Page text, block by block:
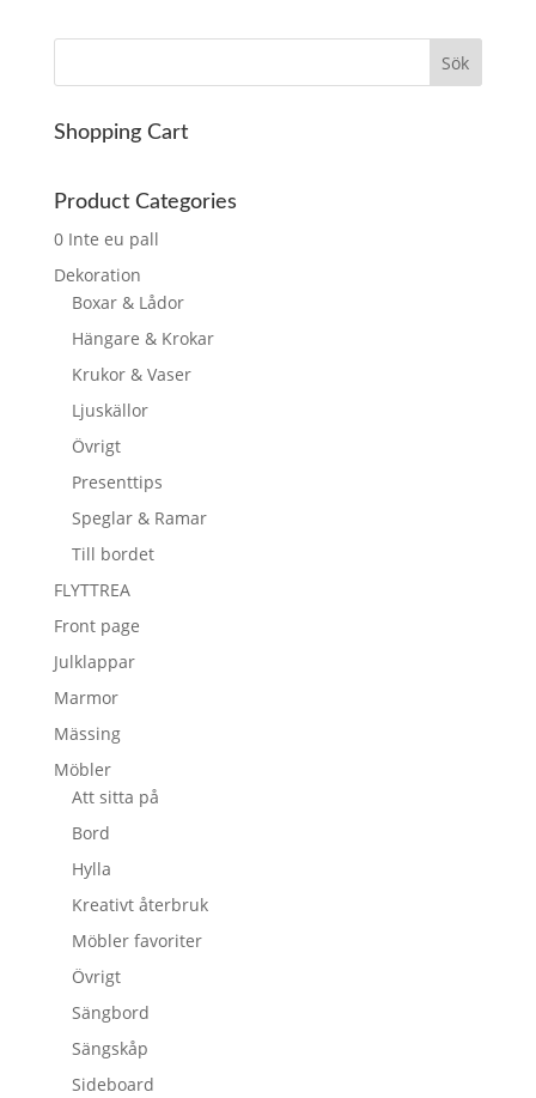
Shopping Cart
Product Categories
0 Inte eu pall
Dekoration
Boxar & Lådor
Hängare & Krokar
Krukor & Vaser
Ljuskällor
Övrigt
Presenttips
Speglar & Ramar
Till bordet
FLYTTREA
Front page
Julklappar
Marmor
Mässing
Möbler
Att sitta på
Bord
Hylla
Kreativt återbruk
Möbler favoriter
Övrigt
Sängbord
Sängskåp
Sideboard